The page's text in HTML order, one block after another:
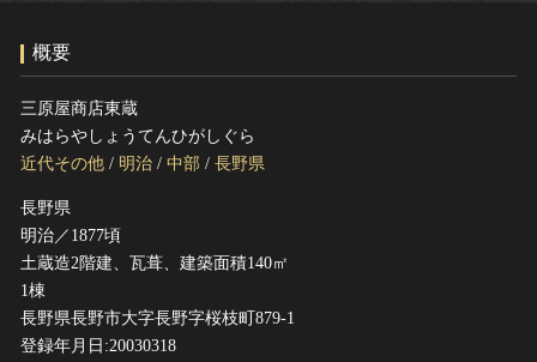
サイトのご意見はこちら
文化遺産データベース
概要
三原屋商店東蔵
みはらやしょうてんひがしぐら
近代その他 / 明治 / 中部 / 長野県
長野県
明治／1877頃
土蔵造2階建、瓦葺、建築面積140㎡
1棟
長野県長野市大字長野字桜枝町879-1
登録年月日:20030318